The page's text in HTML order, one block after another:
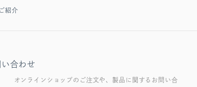
紹介
い合わせ
オンラインショップのご注文や、製品に関するお問い合